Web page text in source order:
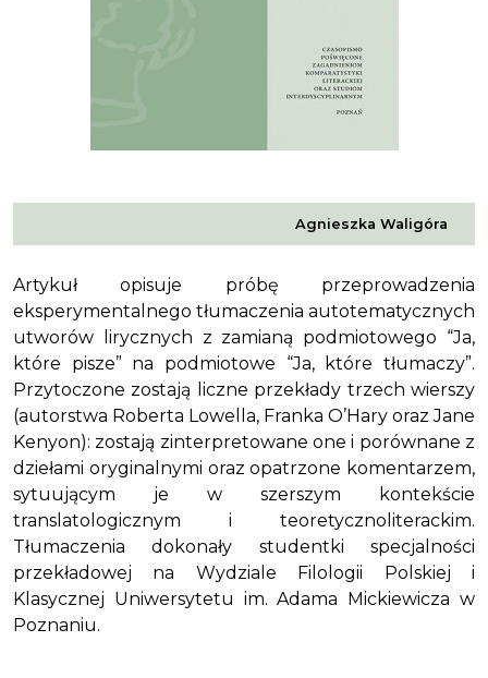
Agnieszka Waligóra
Artykuł opisuje próbę przeprowadzenia
eksperymentalnego tłumaczenia autotematycznych
utworów lirycznych z zamianą podmiotowego “Ja,
które pisze” na podmiotowe “Ja, które tłumaczy”.
Przytoczone zostają liczne przekłady trzech wierszy
(autorstwa Roberta Lowella, Franka O’Hary oraz Jane
Kenyon): zostają zinterpretowane one i porównane z
dziełami oryginalnymi oraz opatrzone komentarzem,
sytuującym je w szerszym kontekście
translatologicznym i teoretycznoliterackim.
Tłumaczenia dokonały studentki specjalności
przekładowej na Wydziale Filologii Polskiej i
Klasycznej Uniwersytetu im. Adama Mickiewicza w
Poznaniu.